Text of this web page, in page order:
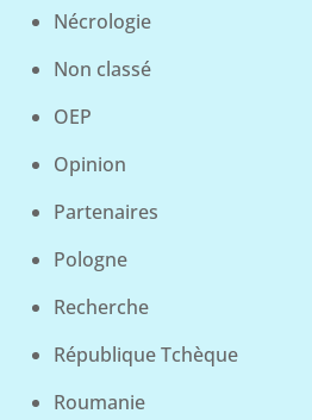
Nécrologie
Non classé
OEP
Opinion
Partenaires
Pologne
Recherche
République Tchèque
Roumanie